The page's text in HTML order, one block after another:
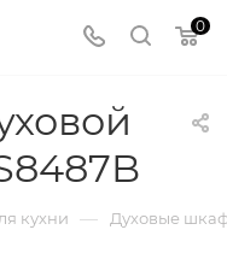
0
кухни — Духовые